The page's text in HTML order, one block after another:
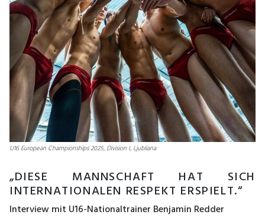
U16 European Championships 2025, Division I, Ljubliana
„DIESE MANNSCHAFT HAT SICH
INTERNATIONALEN RESPEKT ERSPIELT.“
Interview mit U16-Nationaltrainer Benjamin Redder